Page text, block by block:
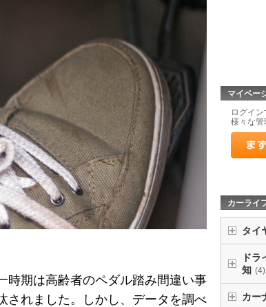
時期は高齢者のペダル踏み間違い事
されました。しかし、データを調べ
マイペー
ログイ
様々な管
カーライ
タイ
ド
知 (4)
カー